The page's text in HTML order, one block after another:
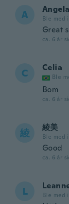
A Angela
Ble med
Great
ca. 6 år
C Celia
Ble
Bom
ca. 6 år
綾 綾美
Ble med
Good
ca. 6 år
L Ble med